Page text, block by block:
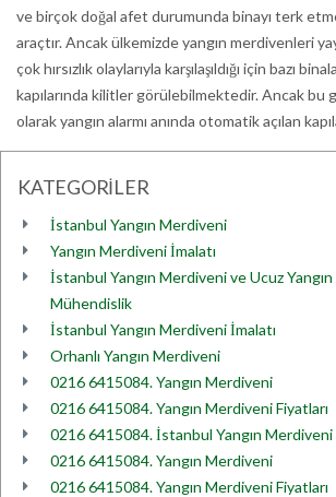
ve birçok doğal afet durumunda binayı terk
araçtır. Ancak ülkemizde yangın merdivenleri
çok hırsızlık olaylarıyla karşılaşıldığı için bazı
kapılarında kilitler görülebilmektedir. Ancak bu
olarak yangın alarmı anında otomatik açılan
KATEGORİLER
İstanbul Yangın Merdiveni
Yangın Merdiveni İmalatı
İstanbul Yangın Merdiveni ve Ucuz Yangın
Mühendislik
İstanbul Yangın Merdiveni İmalatı
Orhanlı Yangın Merdiveni
0216 6415084. Yangın Merdiveni
0216 6415084. Yangın Merdiveni Fiyatları
0216 6415084. İstanbul Yangın Merdiveni
0216 6415084. Yangın Merdiveni
0216 6415084. Yangın Merdiveni Fiyatları